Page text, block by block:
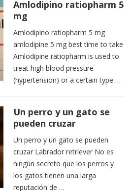
Amlodipino ratiopharm 5
mg
Amlodipino ratiopharm 5 mg
amlodipine 5 mg best time to take
Amlodipine ratiopharm is used to
treat high blood pressure
(hypertension) or a certain type …
Un perro y un gato se
pueden cruzar
Un perro y un gato se pueden
cruzar Labrador retriever No es
ningún secreto que los perros y
los gatos tienen una larga
reputación de …